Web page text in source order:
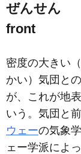
ぜんせん
front
密度の大きい
かい）気団と
が、これが地
いう。気団と前
ウェーの気象
ェー学派によ